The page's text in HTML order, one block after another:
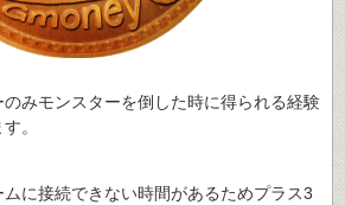
みモンスターを倒した時に得られる経験
。
に接続できない時間があるためプラス3